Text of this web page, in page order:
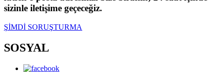
sizinle iletişime geçeceğiz.
ŞİMDİ SORUŞTURMA
SOSYAL